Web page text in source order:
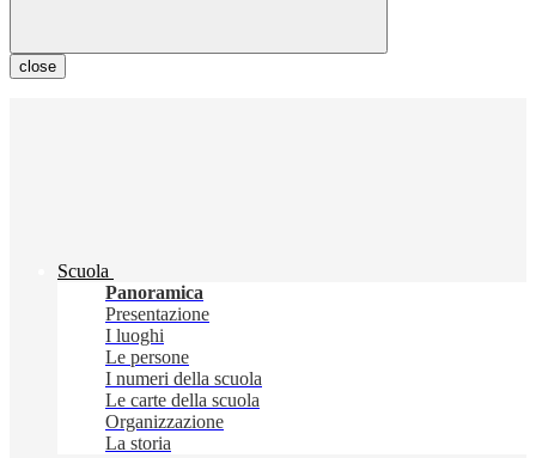
close
Scuola
Panoramica
Presentazione
I luoghi
Le persone
I numeri della scuola
Le carte della scuola
Organizzazione
La storia